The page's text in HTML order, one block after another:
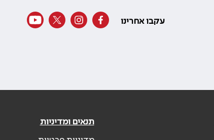
עקבו אחרינו
תנאים ומדיניות